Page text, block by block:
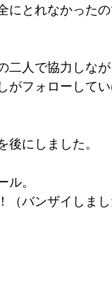
にとれなかった
二人で協力しな
がフォローしてい
にしました。
。
バンザイしまし